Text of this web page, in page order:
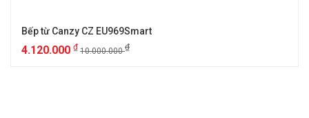
Bếp từ Canzy CZ EU969Smart
4.120.000 ₫ 10.000.000₫